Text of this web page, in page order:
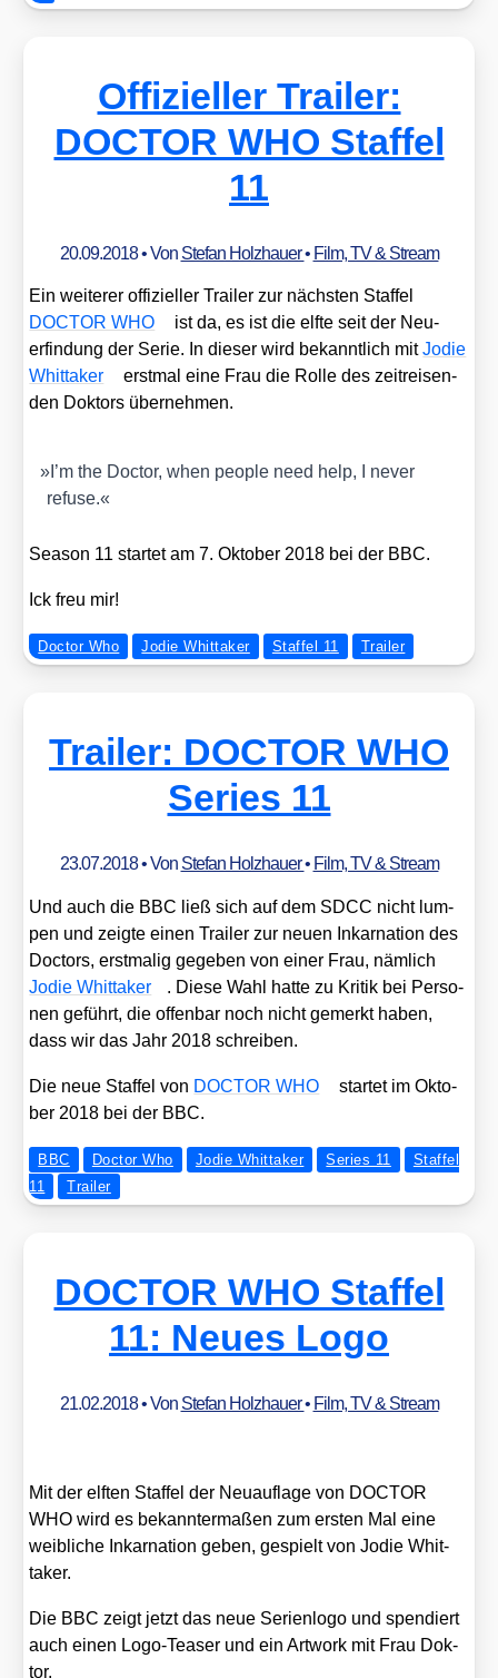
Offizieller Trailer:
DOCTOR WHO Staffel
11
20.09.2018• Von Stefan Holzhauer• Film, TV & Stream
Ein wei­te­rer offi­zi­el­ler Trai­ler zur nächs­ten Staf­fel
DOCTOR WHO
ist da, es ist die elf­te seit der Neu­
erfin­dung der Serie. In die­ser wird bekannt­lich mitJodie
Whit­taker
erst­mal eine Frau die Rol­le des zeit­rei­sen­
den Dok­tors über­neh­men.
»I’m the Doc­tor, when peo­p­le need help, I never
refu­se.«
Sea­son 11 star­tet am 7. Okto­ber 2018 bei der BBC.
Ick freu mir!
Doctor Who Jodie Whittaker Staffel 11 Trailer
Trailer: DOCTOR WHO
Series 11
23.07.2018• Von Stefan Holzhauer• Film, TV & Stream
Und auch die BBC ließ sich auf dem SDCC nicht lum­
pen und zeig­te einen Trai­ler zur neu­en Inkar­na­ti­on des
Doc­tors, erst­ma­lig gege­ben von einer Frau, näm­lich
Jodie Whit­taker
. Die­se Wahl hat­te zu Kri­tik bei Per­so­
nen geführt, die offen­bar noch nicht gemerkt haben,
dass wir das Jahr 2018 schrei­ben.
Die neue Staf­fel von DOCTOR WHO
star­tet im Okto­
ber 2018 bei der BBC.
BBC Doctor Who Jodie Whittaker Series 11
Staffel
11
Trailer
DOCTOR WHO Staffel
11: Neues Logo
21.02.2018• Von Stefan Holzhauer• Film, TV & Stream
Mit der elf­ten Staf­fel der Neu­auf­la­ge von DOCTOR
WHO wird es bekann­ter­ma­ßen zum ers­ten Mal eine
weib­li­che Inkar­na­ti­on geben, gespielt von Jodie Whit­
taker.
Die BBC zeigt jetzt das neue Seri­en­lo­go und spen­diert
auch einen Logo-Teaser und ein Art­work mit Frau Dok­
tor.